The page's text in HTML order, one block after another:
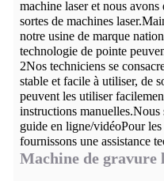
machine laser et nous
sortes de machines
notre usine de marque
technologie de pointe
2Nos techniciens se
stable et facile à utiliser, de
peuvent les utiliser
instructions manuelles.Nous
guide en ligne/vidéoPour
fournissons une assistance
Machine de gravure